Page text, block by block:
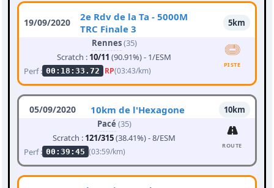
19/09/2020
2e Rdv de la Ta - 5000M
TRC Finale 3
5km
Rennes(35)
Scratch : 10/11 (90.91%) - 1/ESM
Perf : 00:18:33.72 RP(03:43/km)
PISTE
05/09/2020 10km de l'Hexagone
10km
Pacé (35)
Scratch : 121/315(38.41%) - 8/ESM
Perf : 00:39:45 (03:59/km)
ROUTE